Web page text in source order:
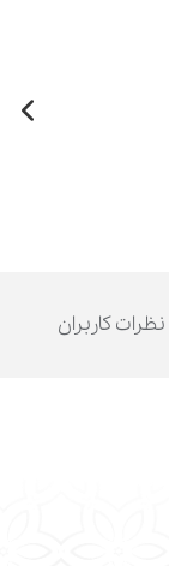
نظرات کاربران